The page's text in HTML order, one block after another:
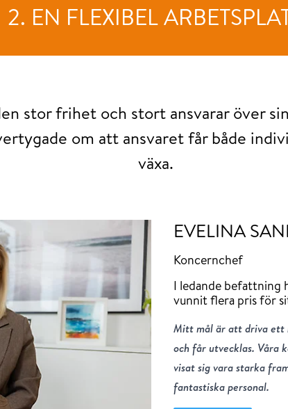
2. EN FLEXIBEL
stor frihet och stort ansvarar över
om att ansvaret får både
växa.
EVELINA
Koncernchef
I ledande befattning
vunnit flera pris för
Mitt mål är att driva ett
och får utvecklas. Våra
visat sig vara starka
fantastiska personal.